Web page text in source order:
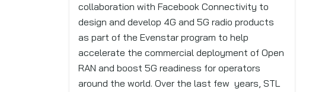
collaboration with Facebook Connectivity to
design and develop 4G and 5G radio products
as part of the Evenstar program to help
accelerate the commercial deployment of Open
RAN and boost 5G readiness for operators
around the world. Over the last few years, STL